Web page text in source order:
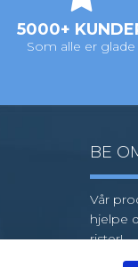
5000+
Som alle er glade
BE
Vår
hjelpe
rister!
Vi har